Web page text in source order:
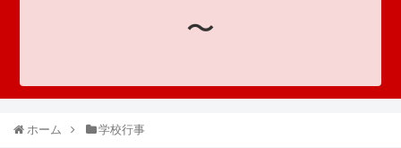
〜
ホーム 学校行事